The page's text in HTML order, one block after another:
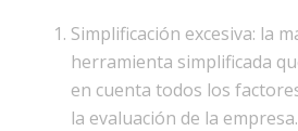
Simplificación excesiva: la
herramienta simplificada
en cuenta todos los
la evaluación de la